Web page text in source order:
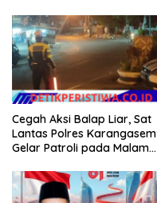
Gerakan Indonesia Asri
Cegah Aksi Balap Liar, Sat
Lantas Polres Karangasem
Gelar Patroli pada Malam